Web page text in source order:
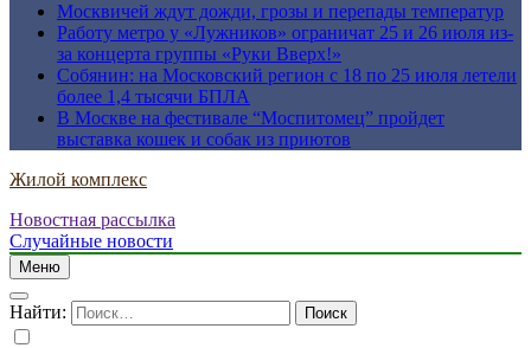
Москвичей ждут дожди, грозы и перепады температур
Работу метро у «Лужников» ограничат 25 и 26 июля из-
за концерта группы «Руки Вверх!»
Собянин: на Московский регион с 18 по 25 июля летели
более 1,4 тысячи БПЛА
В Москве на фестивале “Моспитомец” пройдет
выставка кошек и собак из приютов
Жилой комплекс
Новостная рассылка
Случайные новости
Меню
Найти: